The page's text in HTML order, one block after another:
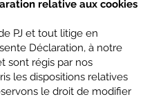
relative aux cookies
PJ et tout litige en
Déclaration, à notre
sont régis par nos
les dispositions relatives
le droit de modifier